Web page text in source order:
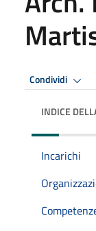
Condividi
INDICE
Incarichi